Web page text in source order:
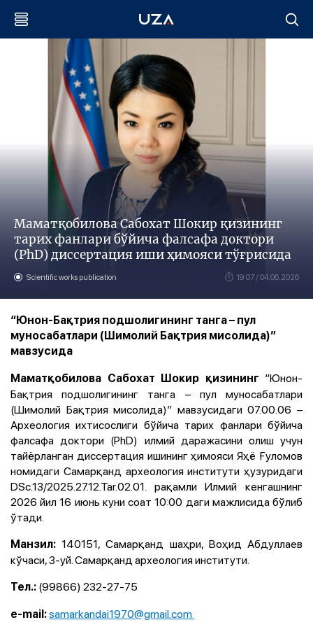
Маматқобилова Сабохат Шокир қизининг
тарих фанлари бўйича фалсафа доктори
(PhD) диссертация иши ҳимояси тўғрисида
Scientific works publication 19:07 / 04.06.2026
“Юнон-Бақтрия подшолигининг танга – пул
муносабатлари (Шимолий Бақтрия мисолида)”
мавзусида
Маматқобилова Сабохат Шокир қизининг “Юнон-
Бақтрия подшолигининг танга – пул муносабатлари
(Шимолий Бақтрия мисолида)” мавзусидаги 07.00.06 –
Археология ихтисослиги бўйича тарих фанлари бўйича
фалсафа доктори (PhD) илмий даражасини олиш учун
тайёрланган диссертация ишининг ҳимояси Яҳё Ғуломов
номидаги Самарқанд археология институти ҳузуридаги
DSc.13/2025.27.12.Tar.02.01. рақамли Илмий кенгашнинг
2026 йил 16 июнь куни соат 10:00 даги мажлисида бўлиб
ўтади.
Манзил: 140151, Самарқанд шаҳри, Воҳид Абдуллаев
кўчаси, 3-уй. Самарқанд археология институти.
Тел.: (99866) 232-27-75
e-mail:samarkandai1970@gmail.com